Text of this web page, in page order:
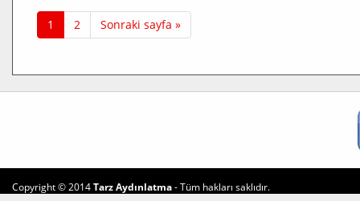
1 2 Sonraki sayfa »
Copyright © 2014Tarz Aydınlatma- Tüm hakları saklıdır.